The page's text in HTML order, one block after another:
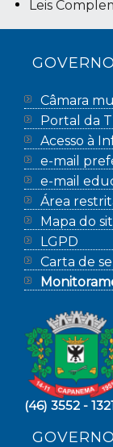
Leis
Câmara
Portal da
Acesso à
e-mail
e-mail
Área
Mapa do
LGPD
Carta de
(46) 3552 -